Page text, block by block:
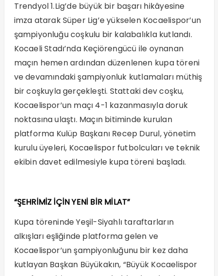
Trendyol 1.Lig’de büyük bir başarı hikâyesine
imza atarak Süper Lig’e yükselen Kocaelispor’un
şampiyonluğu coşkulu bir kalabalıkla kutlandı.
Kocaeli Stadı’nda Keçiörengücü ile oynanan
maçın hemen ardından düzenlenen kupa töreni
ve devamındaki şampiyonluk kutlamaları müthiş
bir coşkuyla gerçekleşti. Stattaki dev coşku,
Kocaelispor’un maçı 4-1 kazanmasıyla doruk
noktasına ulaştı. Maçın bitiminde kurulan
platforma Kulüp Başkanı Recep Durul, yönetim
kurulu üyeleri, Kocaelispor futbolcuları ve teknik
ekibin davet edilmesiyle kupa töreni başladı.
“ŞEHRİMİZ İÇİN YENİ BİR MİLAT”
Kupa töreninde Yeşil-Siyahlı taraftarların
alkışları eşliğinde platforma gelen ve
Kocaelispor’un şampiyonluğunu bir kez daha
kutlayan Başkan Büyükakın, “Büyük Kocaelispor